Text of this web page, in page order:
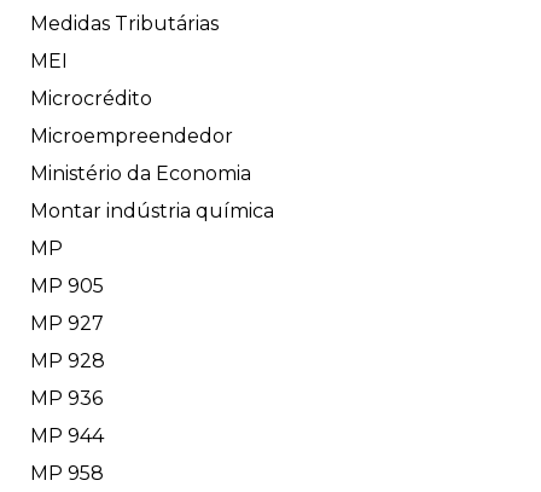
Medidas Tributárias
MEI
Microcrédito
Microempreendedor
Ministério da Economia
Montar indústria química
MP
MP 905
MP 927
MP 928
MP 936
MP 944
MP 958